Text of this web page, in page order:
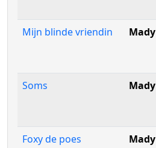
Mijn blinde vriendin
Mady
Soms
Mady
Foxy de poes
Mady